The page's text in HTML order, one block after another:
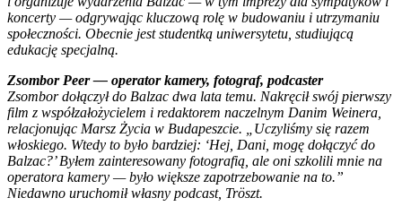
koncerty — odgrywając kluczową rolę w budowaniu i utrzymaniu
społeczności. Obecnie jest studentką uniwersytetu, studiującą
edukację specjalną.
Zsombor Peer — operator kamery, fotograf, podcaster
Zsombor dołączył do Balzac dwa lata temu. Nakręcił swój pierwszy
film z współzałożycielem i redaktorem naczelnym Danim Weinera,
relacjonując Marsz Życia w Budapeszcie. „Uczyliśmy się razem
włoskiego. Wtedy to było bardziej: ‘Hej, Dani, mogę dołączyć do
Balzac?’ Byłem zainteresowany fotografią, ale oni szkolili mnie na
operatora kamery — było większe zapotrzebowanie na to.”
Niedawno uruchomił własny podcast, Tröszt.